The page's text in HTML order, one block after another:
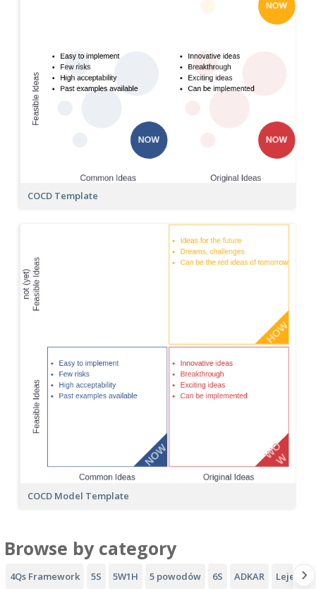
COCD Template
COCD Model Template
Browse by category
4Qs Framework 5S 5W1H 5 powodów 6S ADKAR Lejek